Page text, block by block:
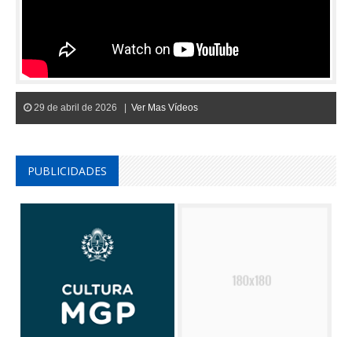
29 de abril de 2026 | Ver Mas Vídeos
PUBLICIDADES